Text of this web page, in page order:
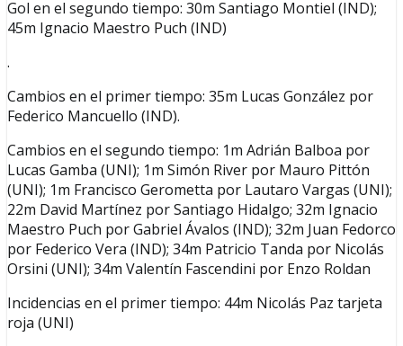
Gol en el segundo tiempo: 30m Santiago Montiel (IND);
45m Ignacio Maestro Puch (IND)
.
Cambios en el primer tiempo: 35m Lucas González por
Federico Mancuello (IND).
Cambios en el segundo tiempo: 1m Adrián Balboa por
Lucas Gamba (UNI); 1m Simón River por Mauro Pittón
(UNI); 1m Francisco Gerometta por Lautaro Vargas (UNI);
22m David Martínez por Santiago Hidalgo; 32m Ignacio
Maestro Puch por Gabriel Ávalos (IND); 32m Juan Fedorco
por Federico Vera (IND); 34m Patricio Tanda por Nicolás
Orsini (UNI); 34m Valentín Fascendini por Enzo Roldan
Incidencias en el primer tiempo: 44m Nicolás Paz tarjeta
roja (UNI)